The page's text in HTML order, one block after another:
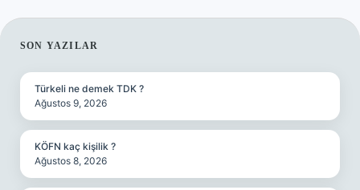
SIDEBAR
SON YAZILAR
Türkeli ne demek TDK ?
Ağustos 9, 2026
KÖFN kaç kişilik ?
Ağustos 8, 2026